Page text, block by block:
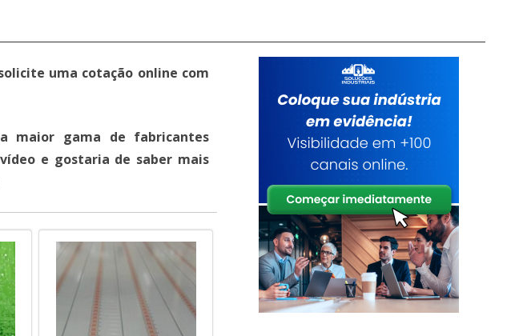
uma cotação online com
maior gama de fabricantes
e gostaria de saber mais